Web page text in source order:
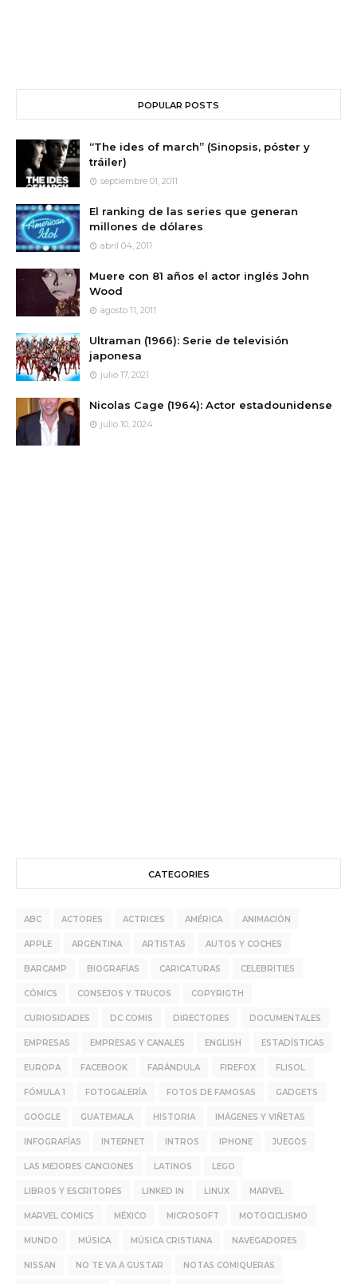
POPULAR POSTS
“The ides of march” (Sinopsis, póster y
tráiler)
septiembre 01, 2011
El ranking de las series que generan
millones de dólares
abril 04, 2011
Muere con 81 años el actor inglés John
Wood
agosto 11, 2011
Ultraman (1966): Serie de televisión
japonesa
julio 17, 2021
Nicolas Cage (1964): Actor estadounidense
julio 10, 2024
CATEGORIES
ABC ACTORES ACTRICES AMÉRICA ANIMACIÓN
APPLE ARGENTINA ARTISTAS AUTOS Y COCHES
BARCAMP BIOGRAFÍAS CARICATURAS CELEBRITIES
CÓMICS CONSEJOS Y TRUCOS COPYRIGTH
CURIOSIDADES DC COMIS DIRECTORES DOCUMENTALES
EMPRESAS EMPRESAS Y CANALES ENGLISH ESTADÍSTICAS
EUROPA FACEBOOK FARÁNDULA FIREFOX FLISOL
FÓMULA 1 FOTOGALERÍA FOTOS DE FAMOSAS GADGETS
GOOGLE GUATEMALA HISTORIA IMÁGENES Y VIÑETAS
INFOGRAFÍAS INTERNET INTROS IPHONE JUEGOS
LAS MEJORES CANCIONES LATINOS LEGO
LIBROS Y ESCRITORES LINKED IN LINUX MARVEL
MARVEL COMICS MÉXICO MICROSOFT MOTOCICLISMO
MUNDO MÚSICA MÚSICA CRISTIANA NAVEGADORES
NISSAN NO TE VA A GUSTAR NOTAS COMIQUERAS